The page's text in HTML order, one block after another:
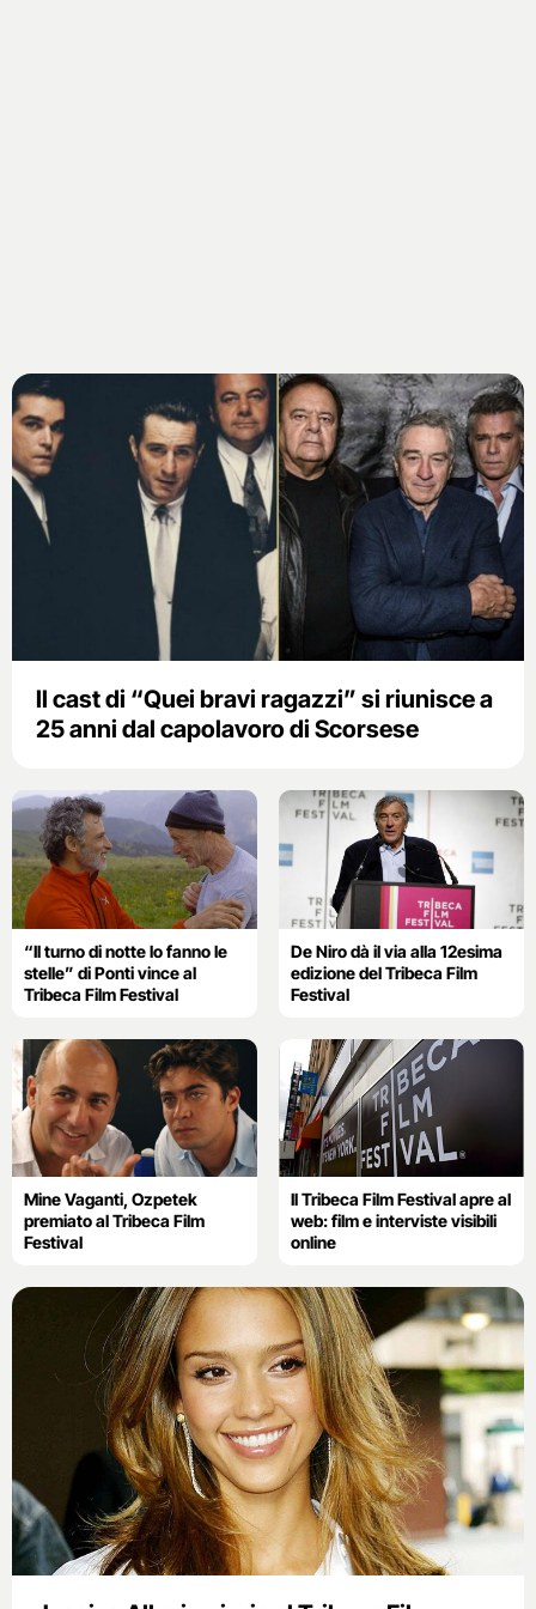
ll cast di “Quei bravi ragazzi” si riunisce a
25 anni dal capolavoro di Scorsese
“Il turno di notte lo fanno le
stelle” di Ponti vince al
Tribeca Film Festival
De Niro dà il via alla 12esima
edizione del Tribeca Film
Festival
Mine Vaganti, Ozpetek
premiato al Tribeca Film
Festival
Il Tribeca Film Festival apre al
web: film e interviste visibili
online